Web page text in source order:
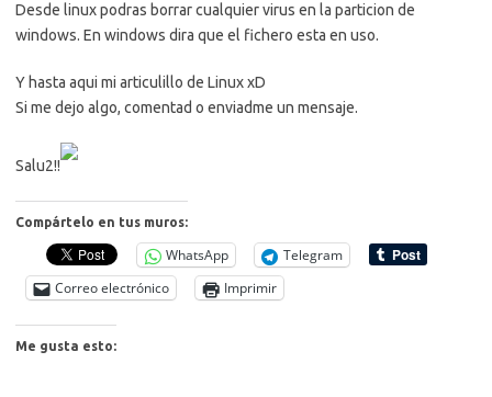
Desde linux podras borrar cualquier virus en la particion de
windows. En windows dira que el fichero esta en uso.
Y hasta aqui mi articulillo de Linux xD
Si me dejo algo, comentad o enviadme un mensaje.
Salu2!!
Compártelo en tus muros:
WhatsApp
Telegram
Correo electrónico
Imprimir
Me gusta esto: